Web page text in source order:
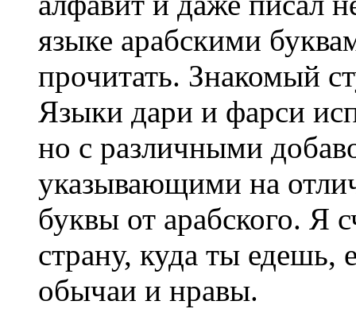
языке арабскими
прочитать. Знакомый
Языки дари и фарси
но с различными
указывающими на
буквы от арабского. Я
страну, куда ты едешь,
обычаи и нравы.